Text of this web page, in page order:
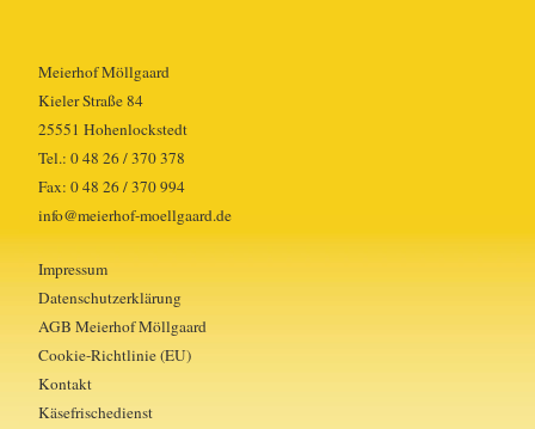
Meierhof Möllgaard
Kieler Straße 84
25551 Hohenlockstedt
Tel.: 0 48 26 / 370 378
Fax: 0 48 26 / 370 994
info@meierhof-moellgaard.de
Impressum
Datenschutzerklärung
AGB Meierhof Möllgaard
Cookie-Richtlinie (EU)
Kontakt
Käsefrischedienst